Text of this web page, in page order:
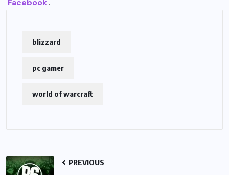
Facebook.
blizzard
pc gamer
world of warcraft
PREVIOUS